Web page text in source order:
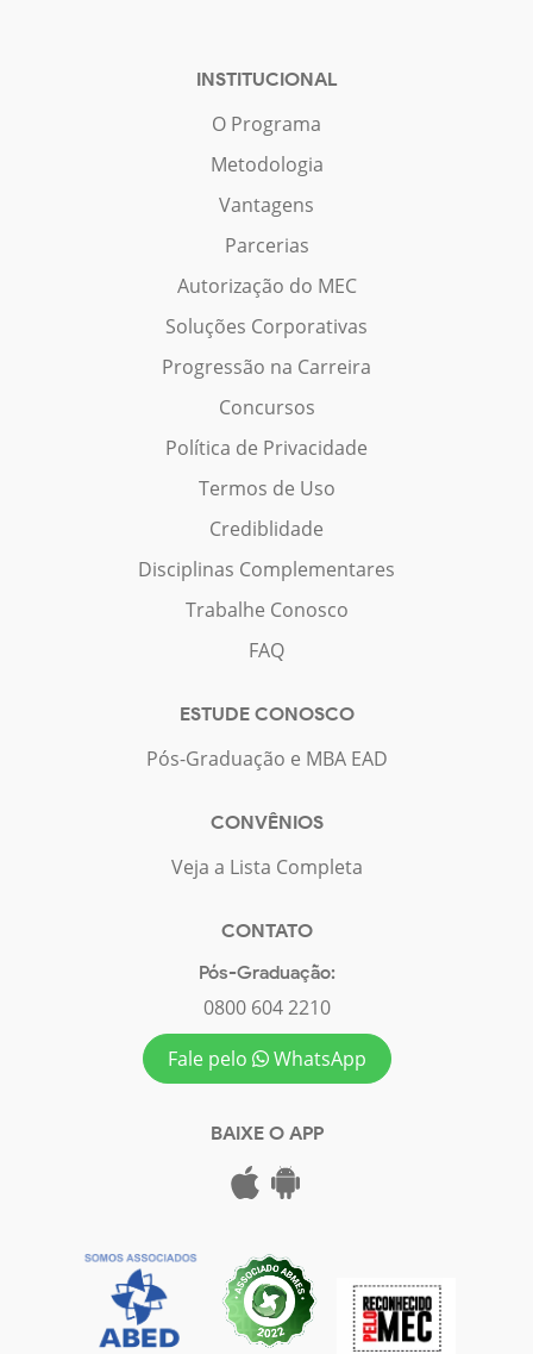
INSTITUCIONAL
O Programa
Metodologia
Vantagens
Parcerias
Autorização do MEC
Soluções Corporativas
Progressão na Carreira
Concursos
Política de Privacidade
Termos de Uso
Crediblidade
Disciplinas Complementares
Trabalhe Conosco
FAQ
ESTUDE CONOSCO
Pós-Graduação e MBA EAD
CONVÊNIOS
Veja a Lista Completa
CONTATO
Pós-Graduação:
0800 604 2210
Fale pelo
WhatsApp
BAIXE O APP